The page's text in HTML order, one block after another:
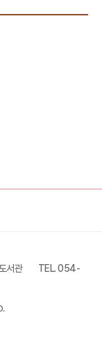
서관
TEL. 054-